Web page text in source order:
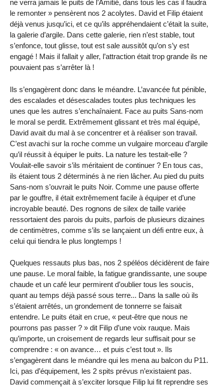
ne verra jamais le puits de l’Amitié, dans tous les cas il faudra
le remonter » pensèrent nos 2 acolytes. David et Filip étaient
déjà venus jusqu’ici, et ce qu’ils appréhendaient c’était la suite,
la galerie d’argile. Dans cette galerie, rien n’est stable, tout
s’enfonce, tout glisse, tout est sale aussitôt qu’on s’y est
engagé ! Mais il fallait y aller, l’attraction était trop grande ils ne
pouvaient pas s’arrêter là !
Ils s’engagèrent donc dans le méandre. L’avancée fut pénible,
des escalades et désescalades toutes plus techniques les
unes que les autres s’enchaînaient. Face au puits Sans-nom
le moral se perdit. Extrêmement glissant et très mal équipé,
David avait du mal à se concentrer et à réaliser son travail.
C’est avachi sur la roche comme un vulgaire morceau d’argile
qu’il réussit à équiper le puits. La nature les testait-elle ?
Voulait-elle savoir s’ils méritaient de continuer ? En tous cas,
ils étaient tous 2 déterminés à ne rien lâcher. Au pied du puits
Sans-nom s’ouvrait le puits Noir. Comme une pause offerte
par le gouffre, il était extrêmement facile à équiper et d’une
incroyable beauté. Des rognons de silex de taille variée
ressortaient des parois du puits, parfois de plusieurs dizaines
de centimètres, comme s’ils se lançaient un défi entre eux, à
celui qui tiendra le plus longtemps !
Quelques ressauts plus bas, nos 2 spéléos décidèrent de faire
une pause. Le moral faible, la fatigue grandissante, une soupe
chaude et un café leur permirent d’oublier tous les soucis,
quant au temps déjà passé sous terre... Dans la salle où ils
s’étaient arrêtés, un grondement de tonnerre se faisait
entendre. Le puits était en crue, « peut-être que nous ne
pourrons pas passer ? » dit Filip d’une voix rauque. Mais
qu’importe, un croisement de regards leur suffisait pour se
comprendre : « on avance… et puis c’est tout ». Ils
s’engagèrent dans le méandre qui les mena au balcon du P11.
Ici, pas d’équipement, les 2 spits prévus n’existaient pas.
David commençait à s’exciter lorsque Filip lui fit reprendre ses